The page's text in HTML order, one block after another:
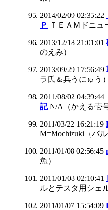
2014/02/09 02:35:22
Ｐ
ＴＥＡＭドニュ
2013/12/18 21:01:01
のえみ）
2013/09/29 17:56:49
ラ氏＆兵うにゅう）
2011/08/02 04:39:44
記 N/A（かえる壱
2011/03/22 16:21:19
M=Mochizuki（バル
2011/01/08 02:56:45
魚）
2011/01/08 02:10:41
ルとテスタ用シェル
2011/01/07 15:54:09